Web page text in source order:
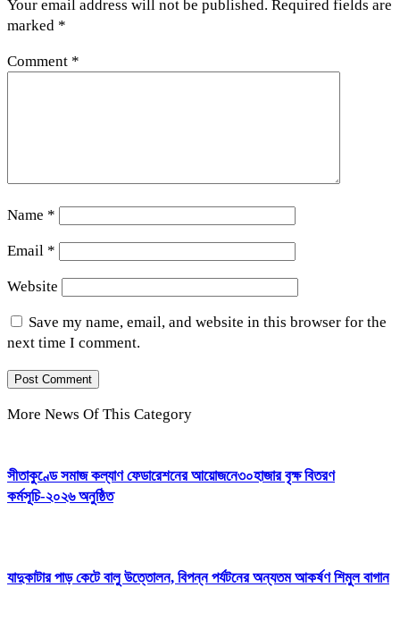
Your email address will not be published. Required fields are
marked *
Comment *
Name *
Email *
Website
Save my name, email, and website in this browser for the
next time I comment.
More News Of This Category
সীতাকুণ্ডে সমাজ কল্যাণ ফেডারেশনের আয়োজনে৩০হাজার বৃক্ষ বিতরণ
কর্মসূচি-২০২৬ অনুষ্ঠিত
যাদুকাটার পাড় কেটে বালু উত্তোলন, বিপন্ন পর্যটনের অন্যতম আকর্ষণ শিমুল বাগান